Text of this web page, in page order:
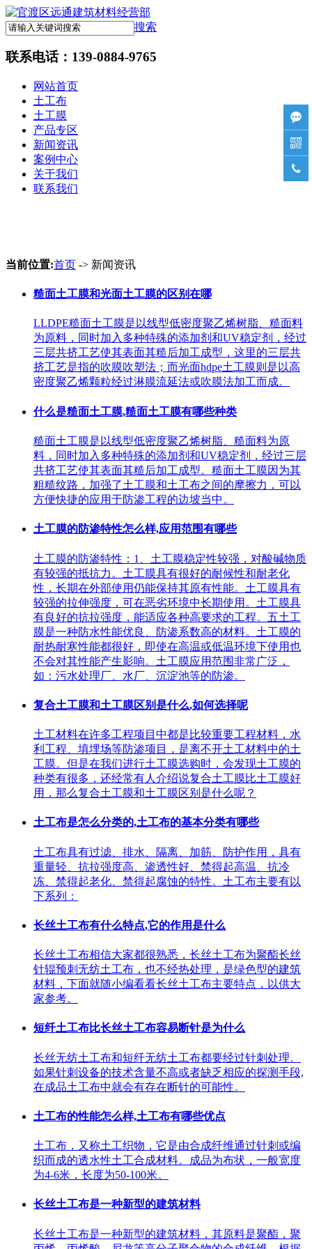
搜索
联系电话： 139-0884-9765
网站首页
土工布
土工膜
产品专区
新闻资讯
案例中心
关于我们
联系我们
当前位置:首页 -> 新闻资讯
糙面土工膜和光面土工膜的区别在哪
LLDPE糙面土工膜是以线型低密度聚乙烯树脂、糙面料
为原料，同时加入多种特殊的添加剂和UV稳定剂，经过
三层共挤工艺使其表面其糙后加工成型，这里的三层共
挤工艺是指的吹膜吹塑法；而光面hdpe土工膜则是以高
密度聚乙烯颗粒经过淋膜流延法或吹膜法加工而成。
什么是糙面土工膜,糙面土工膜有哪些种类
糙面土工膜是以线型低密度聚乙烯树脂、糙面料为原
料，同时加入多种特殊的添加剂和UV稳定剂，经过三层
共挤工艺使其表面其糙后加工成型。糙面土工膜因为其
粗糙纹路，加强了土工膜和土工布之间的摩擦力，可以
方便快捷的应用于防渗工程的边坡当中。
土工膜的防渗特性怎么样,应用范围有哪些
土工膜的防渗特性：1、土工膜稳定性较强，对酸碱物质
有较强的抵抗力。土工膜具有很好的耐候性和耐老化
性，长期在外部使用仍能保持其原有性能。土工膜具有
较强的拉伸强度，可在恶劣环境中长期使用。土工膜具
有良好的抗拉强度，能适应各种高要求的工程。五土工
膜是一种防水性能优良、防渗系数高的材料。土工膜的
耐热耐寒性能都很好，即使在高温或低温环境下使用也
不会对其性能产生影响。土工膜应用范围非常广泛，
如：污水处理厂、水厂、沉淀池等的防渗。
复合土工膜和土工膜区别是什么,如何选择呢
土工材料在许多工程项目中都是比较重要工程材料，水
利工程、填埋场等防渗项目，是离不开土工材料中的土
工膜。但是在我们进行土工膜选购时，会发现土工膜的
种类有很多，还经常有人介绍说复合土工膜比土工膜好
用，那么复合土工膜和土工膜区别是什么呢？
土工布是怎么分类的,土工布的基本分类有哪些
土工布具有过滤、排水、隔离、加筋、防护作用，具有
重量轻、抗拉强度高、渗透性好、禁得起高温、抗冷
冻、禁得起老化、禁得起腐蚀的特性。土工布主要有以
下系列：
长丝土工布有什么特点,它的作用是什么
长丝土工布相信大家都很熟悉，长丝土工布为聚酯长丝
针辊预刺无纺土工布，也不经热处理，是绿色型的建筑
材料，下面就随小编看看长丝土工布主要特点，以供大
家参考。
短纤土工布比长丝土工布容易断针是为什么
长丝无纺土工布和短纤无纺土工布都要经过针刺处理。
如果针刺设备的技术含量不高或者缺乏相应的探测手段,
在成品土工布中就会有存在断针的可能性。
土工布的性能怎么样,土工布有哪些优点
土工布，又称土工织物，它是由合成纤维通过针刺或编
织而成的透水性土工合成材料。成品为布状，一般宽度
为4-6米，长度为50-100米。
长丝土工布是一种新型的建筑材料
长丝土工布是一种新型的建筑材料，其原料是聚酯，聚


